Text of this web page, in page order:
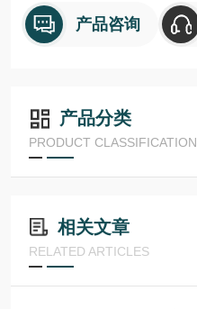
产品咨询
产品分类
PRODUCT CLASSIFICATION
相关文章
RELATED ARTICLES